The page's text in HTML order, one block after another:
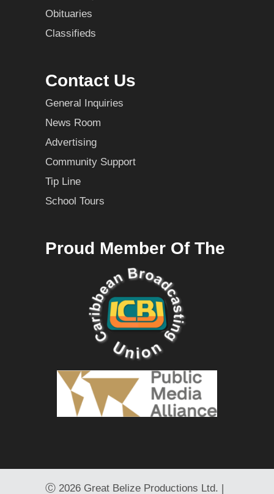
Obituaries
Classifieds
Contact Us
General Inquiries
News Room
Advertising
Community Support
Tip Line
School Tours
Proud Member Of The
Ⓒ 2026 Great Belize Productions Ltd. |